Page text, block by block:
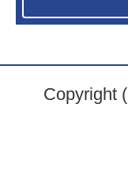
Copyright